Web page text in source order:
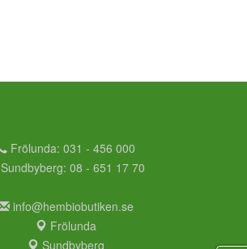
Frölunda: 031 - 456 000
Sundbyberg: 08 - 651 17 70
info@hembiobutiken.se
Frölunda
Sundbyberg